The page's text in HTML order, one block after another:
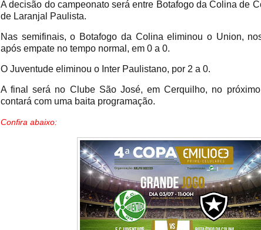
A decisão do campeonato será entre Botafogo da Colina de
de Laranjal Paulista.
Nas semifinais, o Botafogo da Colina eliminou o Union,
após empate no tempo normal, em 0 a 0.
O Juventude eliminou o Inter Paulistano, por 2 a 0.
A final será no Clube São José, em Cerquilho, no
contará com uma baita programação.
Confira abaixo: